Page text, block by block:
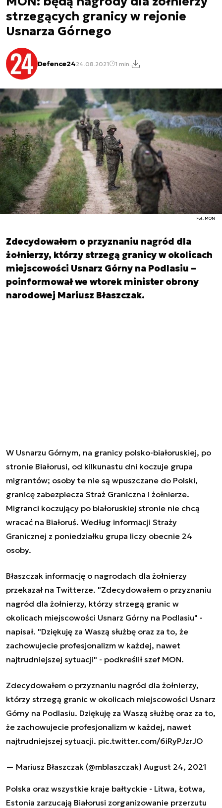
strzegących granicy w rejonie
Usnarza Górnego
Defence2424.08.2021 1 min.
Fot. MON
Zdecydowałem o przyznaniu nagród dla
żołnierzy, którzy strzegą granicy w okolicach
miejscowości Usnarz Górny na Podlasiu –
poinformował we wtorek minister obrony
narodowej Mariusz Błaszczak.
W Usnarzu Górnym, na granicy polsko-białoruskiej, po
stronie Białorusi, od kilkunastu dni koczuje grupa
migrantów; osoby te nie są wpuszczane do Polski,
granicę zabezpiecza Straż Graniczna i żołnierze.
Migranci koczujący po białoruskiej stronie nie chcą
wracać na Białoruś. Według informacji Straży
Granicznej z poniedziałku grupa liczy obecnie 24
osoby.
Błaszczak informację o nagrodach dla żołnierzy
przekazał na Twitterze. "Zdecydowałem o przyznaniu
nagród dla żołnierzy, którzy strzegą granic w
okolicach miejscowości Usnarz Górny na Podlasiu" -
napisał. "Dziękuję za Waszą służbę oraz za to, że
zachowujecie profesjonalizm w każdej, nawet
najtrudniejszej sytuacji" - podkreślił szef MON.
Zdecydowałem o przyznaniu nagród dla żołnierzy,
którzy strzegą granic w okolicach miejscowości Usnarz
Górny na Podlasiu. Dziękuję za Waszą służbę oraz za to,
że zachowujecie profesjonalizm w każdej, nawet
najtrudniejszej sytuacji. pic.twitter.com/6iRyPJzrJO
— Mariusz Błaszczak (@mblaszczak) August 24, 2021
Polska oraz wszystkie kraje bałtyckie - Litwa, Łotwa,
Estonia zarzucają Białorusi zorganizowanie przerzutu